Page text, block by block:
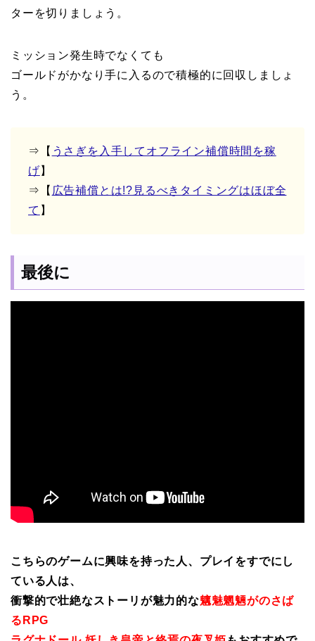
ターを切りましょう。
ミッション発生時でなくても
ゴールドがかなり手に入るので積極的に回収しましょ
う。
⇒【 うさぎを入手してオフライン補償時間を稼
げ 】
⇒【 広告補償とは!?見るべきタイミングはほぼ全
て 】
最後に
こちらのゲームに興味を持った人、プレイをすでにし
ている人は、
衝撃的で壮絶なストーリが魅力的な魑魅魍魎がのさば
るRPG